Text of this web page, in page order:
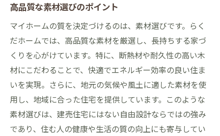
高品質な素材選びのポイント
マイホームの質を決定づけるのは、素材選びです。らく
だホームでは、高品質な素材を厳選し、長持ちする家づ
くりを心がけています。特に、断熱材や耐久性の高い木
材にこだわることで、快適でエネルギー効率の良い住ま
いを実現。さらに、地元の気候や風土に適した素材を使
用し、地域に合った住宅を提供しています。このような
素材選びは、建売住宅にはない自由設計ならではの強み
であり、住む人の健康や生活の質の向上にも寄与してい